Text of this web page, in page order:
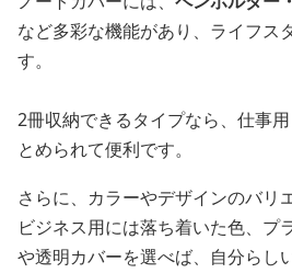
など多彩な機能があり、ライフス
す。
2冊収納できるタイプなら、仕事
とめられて便利です。
さらに、カラーやデザインのバリ
ビジネス用には落ち着いた色、プ
や透明カバーを選べば、自分らし